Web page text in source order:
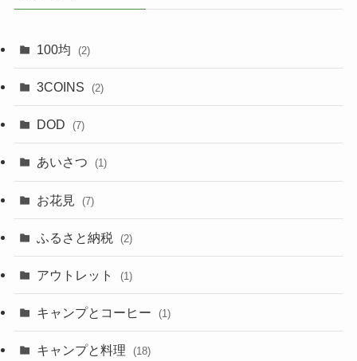
100均 (2)
3COINS (2)
DOD (7)
あいさつ (1)
お花見 (7)
ふるさと納税 (2)
アウトレット (1)
キャンプとコーヒー (1)
キャンプと料理 (18)